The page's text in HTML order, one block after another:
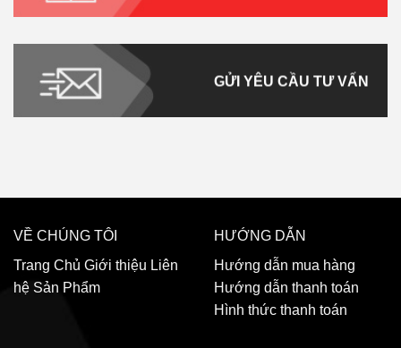
GỬI YÊU CẦU TƯ VẤN
VỀ CHÚNG TÔI
Trang Chủ Giới thiệu Liên
hệ Sản Phẩm
HƯỚNG DẪN
Hướng dẫn mua hàng
Hướng dẫn thanh toán
Hình thức thanh toán